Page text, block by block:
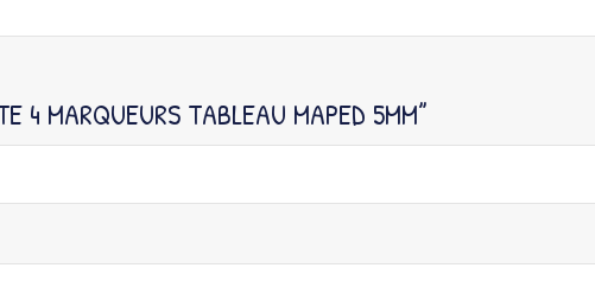
4 MARQUEURS TABLEAU MAPED 5MM”